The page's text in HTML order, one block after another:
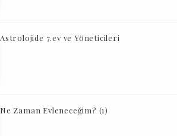
Astrolojide 7.ev ve Yöneticileri
Ne Zaman Evleneceğim? (1)